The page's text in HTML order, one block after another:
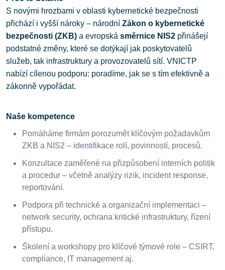
S novými hrozbami v oblasti kybernetické bezpečnosti
přichází i vyšší nároky – národní Zákon o kybernetické
bezpečnosti (ZKB) a evropská směrnice NIS2 přinášejí
podstatné změny, které se dotýkají jak poskytovatelů
služeb, tak infrastruktury a provozovatelů sítí. VNICTP
nabízí cílenou podporu: poradíme, jak se s tím efektivně a
zákonně vypořádat.
Naše kompetence
Pomáháme firmám porozumět klíčovým požadavkům
ZKB a NIS2 – identifikace rolí, povinností, procesů.
Konzultace zaměřené na přizpůsobení interních politik
a procedur – včetně analýzy rizik, incident response,
reportování.
Podpora při technické a organizační implementaci –
network security, ochrana kritické infrastruktury, řízení
přístupu.
Školení a workshopy pro klíčové týmové role – CSIRT,
compliance, IT management aj.